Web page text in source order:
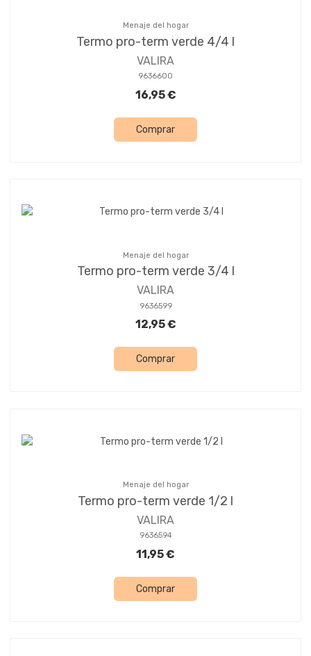
Menaje del hogar
Termo pro-term verde 4/4 l
VALIRA
9636600
16,95 €
Comprar
Menaje del hogar
Termo pro-term verde 3/4 l
VALIRA
9636599
12,95 €
Comprar
Menaje del hogar
Termo pro-term verde 1/2 l
VALIRA
9636594
11,95 €
Comprar